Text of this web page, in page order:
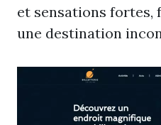
et sensations fortes,
une destination